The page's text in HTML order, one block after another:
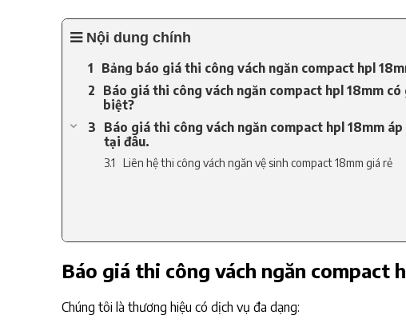
Nội dung chính
Bảng báo giá thi công vách ngăn compact hpl
Báo giá thi công vách ngăn compact hpl 18mm có
biệt?
Báo giá thi công vách ngăn compact hpl 18mm áp
tại đâu.
Liên hệ thi công vách ngăn vệ sinh compact 18mm giá rẻ
Báo giá thi công vách ngăn compact
Chúng tôi là thương hiệu có dịch vụ đa dạng: